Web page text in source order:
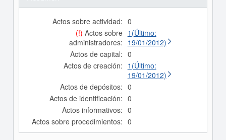
Actos sobre actividad: 0
(!) Actos sobre
administradores:
1(Último:
19/01/2012)
Actos de capital: 0
Actos de creación: 1(Último:
19/01/2012)
Actos de depósitos: 0
Actos de identificación: 0
Actos informativos: 0
Actos sobre procedimientos: 0